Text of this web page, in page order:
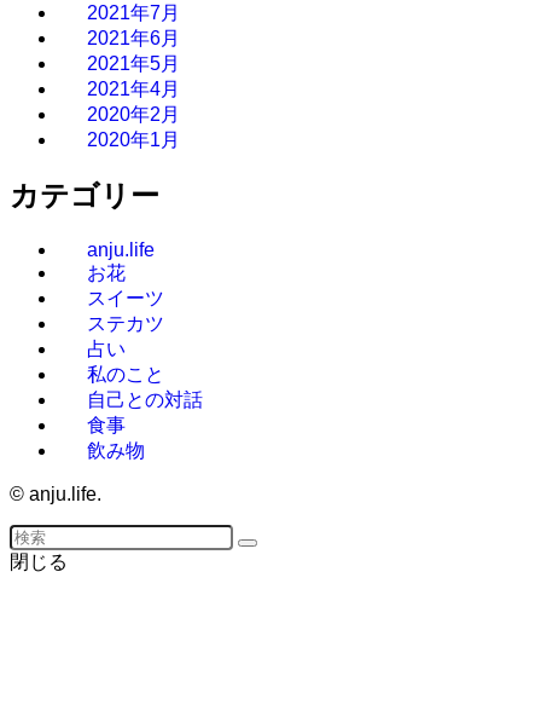
2021年7月
2021年6月
2021年5月
2021年4月
2020年2月
2020年1月
カテゴリー
anju.life
お花
スイーツ
ステカツ
占い
私のこと
自己との対話
食事
飲み物
© anju.life.
閉じる